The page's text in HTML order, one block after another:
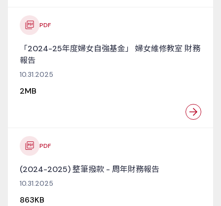
PDF
「2024-25年度婦女自強基金」 婦女維修教室 財務
報告
10.31.2025
2MB
PDF
(2024-2025) 整筆撥款 - 周年財務報告
10.31.2025
863KB